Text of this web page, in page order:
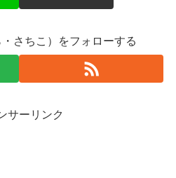
さちこ）をフォローする
サーリンク